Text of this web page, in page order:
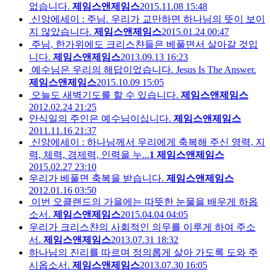
없습니다. 제임스앤제임스2015.11.08 15:48
신앙에세이 : 주님. 우리가 교만하면 하나님의 뜻이 보이
지 않았습니다. 제임스앤제임스2015.01.24 00:47
주님, 한가위에도 크리스챤들은 베풀면서 살아갈 것입
니다. 제임스앤제임스2013.09.13 16:23
예수님은 우리의 해답이었습니다. Jesus Is The Answer.
제임스앤제임스2015.10.09 15:05
오늘도 새벽기도를 할 수 있습니다. 제임스앤제임스
2012.02.24 21:25
안식일의 주인은 예수님이십니다. 제임스앤제임스
2011.11.16 21:37
신앙에세이 : 하나님께서 우리에게 축복해 주신 영력, 지
력, 체력, 경제력, 인력을 누...1 제임스앤제임스
2015.02.27 23:10
우리가 베풀면 축복을 받습니다. 제임스앤제임스
2012.01.16 03:50
이번 오클랜드의 가을에는 따뜻한 눈물을 배우게 하옵
소서. 제임스앤제임스2015.04.04 04:05
우리가 크리스챤의 사회적인 의무를 이루게 하여 주소
서. 제임스앤제임스2013.07.31 18:32
하나님의 진리를 따르며 정의롭게 살아 가도록 도와 주
시옵소서. 제임스앤제임스2013.07.30 16:05